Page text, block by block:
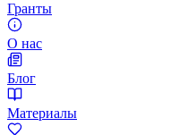
Гранты
О нас
Блог
Материалы